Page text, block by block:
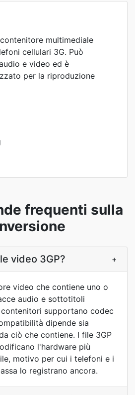
multimediale
cellulari 3G. Può
e video ed è
per la riproduzione
frequenti sulla
video 3GP? +
video che contiene uno o
audio e sottotitoli
supportano codec
dipende sia
ciò che contiene. I file 3GP
l'hardware più
motivo per cui i telefoni e i
lo registrano ancora.